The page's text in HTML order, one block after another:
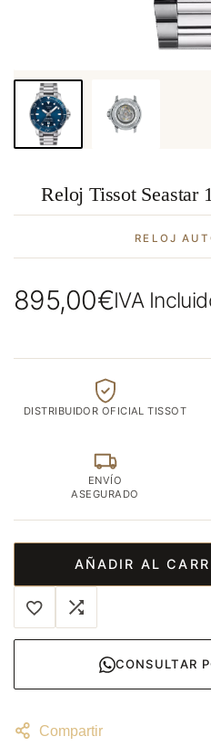
Reloj Tissot Seastar
RELOJ
895,00€IVA
DISTRIBUIDOR OFICIAL TISSOT
ENVÍO
ASEGURADO
AÑADIR AL
CONSULTAR
Compartir